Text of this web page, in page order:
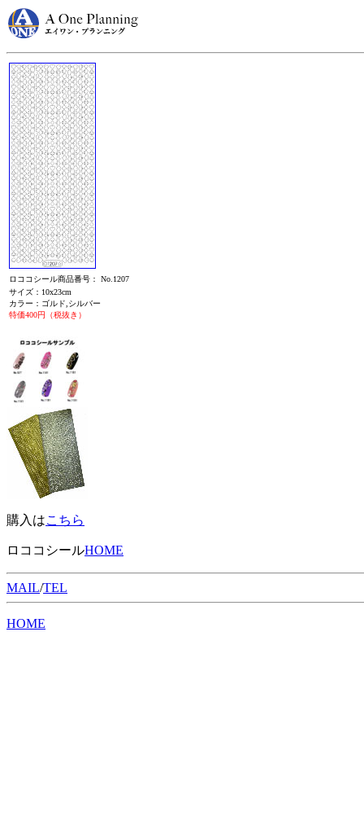
ロココシール商品番号： No.1207
サイズ：10x23cm
カラー：ゴルド,シルバー
特価400円（税抜き）
購入はこちら
ロココシールHOME
MAIL/TEL
HOME